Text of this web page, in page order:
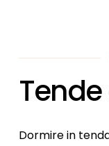
Tende
Dormirein